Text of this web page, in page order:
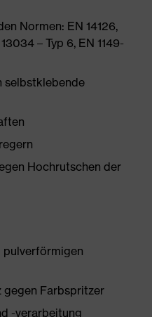
Normen: EN 14126,
– Typ 6, EN 1149-
selbstklebende
Hochrutschen der
gegen Farbspritzer
-verarbeitung